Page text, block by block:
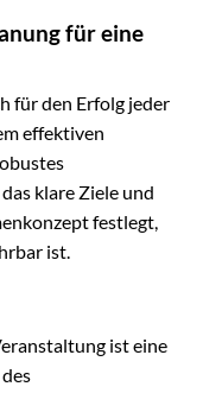
für eine
für den Erfolg jeder
effektiven
klare Ziele und
festlegt,
ist.
ist eine